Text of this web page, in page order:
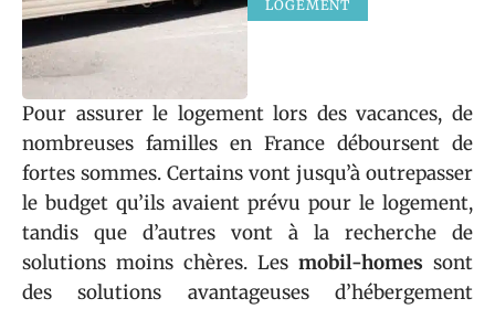
LOGEMENT
Pour assurer le logement lors des vacances, de
nombreuses familles en France déboursent de
fortes sommes. Certains vont jusqu’à outrepasser
le budget qu’ils avaient prévu pour le logement,
tandis que d’autres vont à la recherche de
solutions moins chères. Les mobil-homes sont
des solutions avantageuses d’hébergement